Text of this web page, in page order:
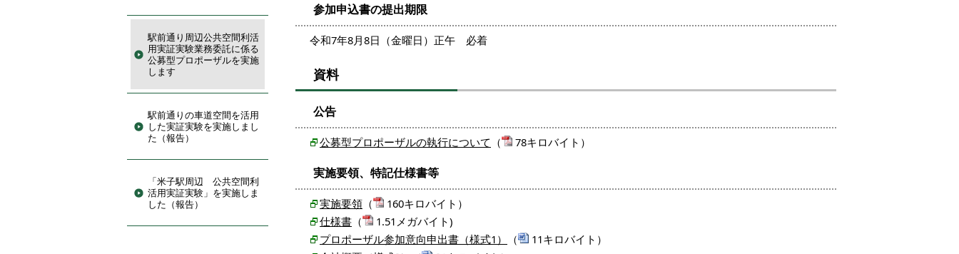
駅前通り周辺公共空間利活
用実証実験業務委託に係る
公募型プロポーザルを実施
します
駅前通りの車道空間を活用
した実証実験を実施しまし
た（報告）
「米子駅周辺 公共空間利
活用実証実験」を実施しま
した（報告）
参加申込書の提出期限
令和7年8月8日（金曜日）正午 必着
資料
公告
公募型プロポーザルの執行について （ 78キロバイト）
実施要領、特記仕様書等
実施要領 （
160キロバイト）
仕様書 （
1.51メガバイト)
プロポーザル参加意向申出書（様式1）
（
11キロバイト）